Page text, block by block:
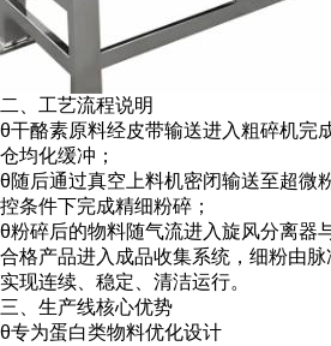
二、工艺流程说明
θ干酪素原料经皮带输送进入粗碎机完
仓均化缓冲；
θ随后通过真空上料机密闭输送至超微
控条件下完成精细粉碎；
θ粉碎后的物料随气流进入旋风分离器
合格产品进入成品收集系统，细粉由
实现连续、稳定、清洁运行。
三、生产线核心优势
θ专为蛋白类物料优化设计